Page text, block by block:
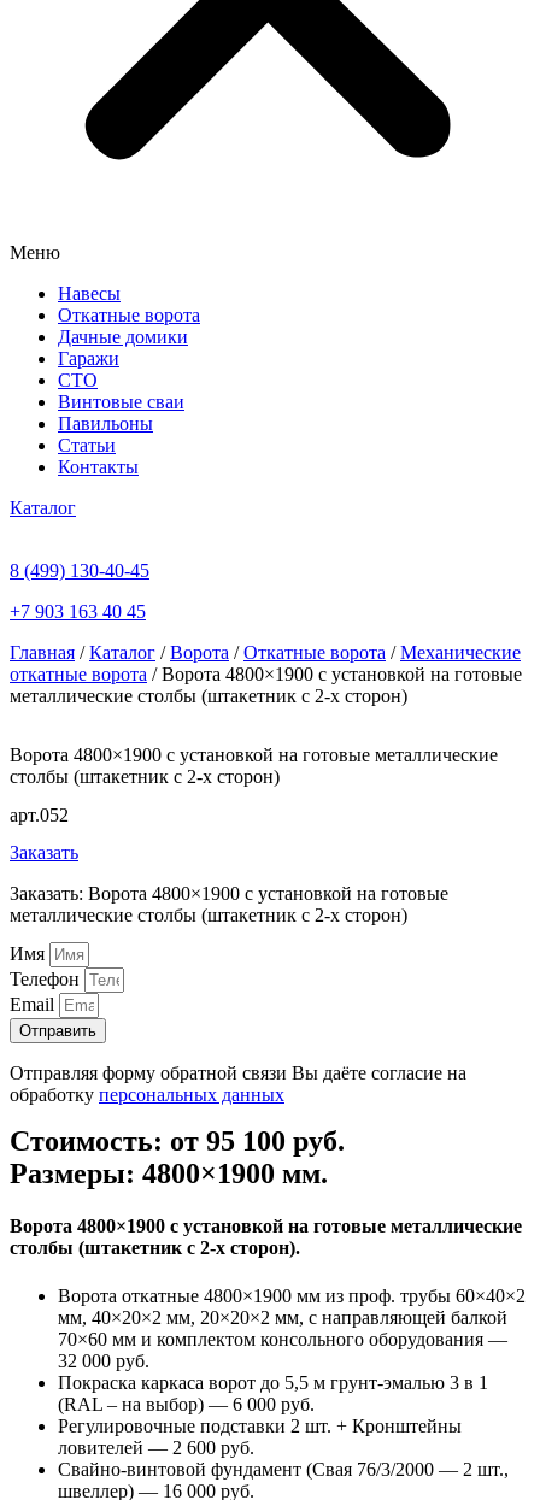
Меню
Навесы
Откатные ворота
Дачные домики
Гаражи
СТО
Винтовые сваи
Павильоны
Статьи
Контакты
Каталог
8 (499) 130-40-45
+7 903 163 40 45
Главная /Каталог /Ворота /Откатные ворота /Механические
откатные ворота / Ворота 4800×1900 с установкой на готовые
металлические столбы (штакетник с 2-х сторон)
Ворота 4800×1900 с установкой на готовые металлические
столбы (штакетник с 2-х сторон)
арт.052
Заказать
Заказать: Ворота 4800×1900 с установкой на готовые
металлические столбы (штакетник с 2-х сторон)
Имя
Телефон
Email
Отправить
Отправляя форму обратной связи Вы даёте согласие на
обработку персональных данных
Стоимость: от 95 100 руб.
Размеры: 4800×1900 мм.
Ворота 4800×1900 с установкой на готовые металлические
столбы (штакетник с 2-х сторон).
Ворота откатные 4800×1900 мм из проф. трубы 60×40×2
мм, 40×20×2 мм, 20×20×2 мм, с направляющей балкой
70×60 мм и комплектом консольного оборудования —
32 000 руб.
Покраска каркаса ворот до 5,5 м грунт-эмалью 3 в 1
(RAL – на выбор) — 6 000 руб.
Регулировочные подставки 2 шт. + Кронштейны
ловителей — 2 600 руб.
Свайно-винтовой фундамент (Свая 76/3/2000 — 2 шт.,
швеллер) — 16 000 руб.